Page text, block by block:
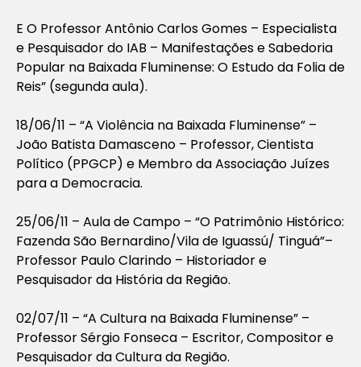
E O Professor Antônio Carlos Gomes – Especialista
e Pesquisador do IAB – Manifestações e Sabedoria
Popular na Baixada Fluminense: O Estudo da Folia de
Reis” (segunda aula).
18/06/11 – “A Violência na Baixada Fluminense” –
João Batista Damasceno – Professor, Cientista
Político (PPGCP) e Membro da Associação Juízes
para a Democracia.
25/06/11 – Aula de Campo – “O Patrimônio Histórico:
Fazenda São Bernardino/Vila de Iguassú/ Tinguá”–
Professor Paulo Clarindo – Historiador e
Pesquisador da História da Região.
02/07/11 – “A Cultura na Baixada Fluminense” –
Professor Sérgio Fonseca – Escritor, Compositor e
Pesquisador da Cultura da Região.